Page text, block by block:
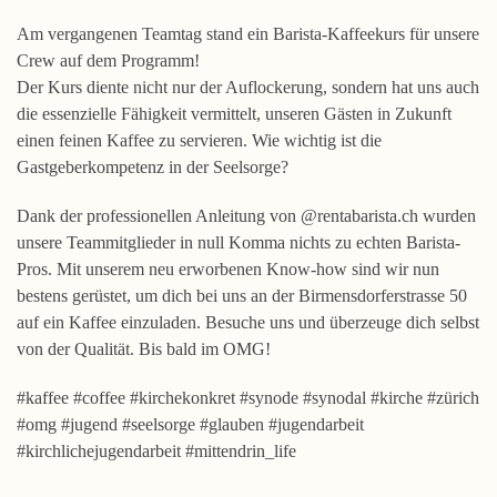
Am vergangenen Teamtag stand ein Barista-Kaffeekurs für unsere
Crew auf dem Programm!
Der Kurs diente nicht nur der Auflockerung, sondern hat uns auch
die essenzielle Fähigkeit vermittelt, unseren Gästen in Zukunft
einen feinen Kaffee zu servieren. Wie wichtig ist die
Gastgeberkompetenz in der Seelsorge?
Dank der professionellen Anleitung von @rentabarista.ch wurden
unsere Teammitglieder in null Komma nichts zu echten Barista-
Pros. Mit unserem neu erworbenen Know-how sind wir nun
bestens gerüstet, um dich bei uns an der Birmensdorferstrasse 50
auf ein Kaffee einzuladen. Besuche uns und überzeuge dich selbst
von der Qualität. Bis bald im OMG!
#kaffee #coffee #kirchekonkret #synode #synodal #kirche #zürich
#omg #jugend #seelsorge #glauben #jugendarbeit
#kirchlichejugendarbeit #mittendrin_life